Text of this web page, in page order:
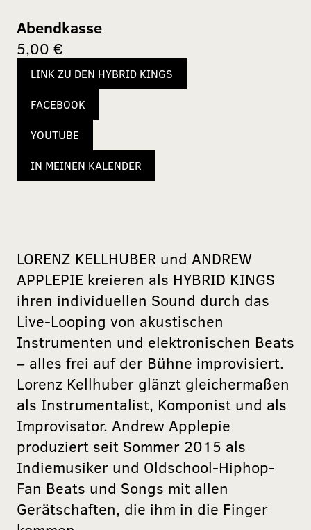
Abendkasse
5,00 €
LINK ZU DEN HYBRID KINGS
FACEBOOK
YOUTUBE
IN MEINEN KALENDER
LORENZ KELLHUBER und ANDREW
APPLEPIE kreieren als HYBRID KINGS
ihren individuellen Sound durch das
Live-Looping von akustischen
Instrumenten und elektronischen Beats
– alles frei auf der Bühne improvisiert.
Lorenz Kellhuber glänzt gleichermaßen
als Instrumentalist, Komponist und als
Improvisator. Andrew Applepie
produziert seit Sommer 2015 als
Indiemusiker und Oldschool-Hiphop-
Fan Beats und Songs mit allen
Gerätschaften, die ihm in die Finger